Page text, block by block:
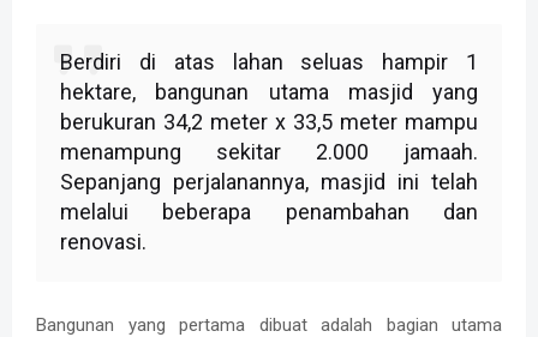
Berdiri di atas lahan seluas hampir 1
hektare, bangunan utama masjid yang
berukuran 34,2 meter x 33,5 meter mampu
menampung sekitar 2.000 jamaah.
Sepanjang perjalanannya, masjid ini telah
melalui beberapa penambahan dan
renovasi.
Bangunan yang pertama dibuat adalah bagian utama